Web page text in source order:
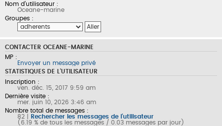
Nom d’utilisateur :
Oceane-marine
Groupes :
CONTACTER OCEANE-MARINE
MP :
Envoyer un message privé
STATISTIQUES DE L’UTILISATEUR
Inscription :
ven. déc. 15, 2017 9:59 am
Dernière visite :
mer. juin 10, 2026 3:46 am
Nombre total de messages :
82 |
Rechercher les messages de l’utilisateur
(6.19 % de tous les messages / 0.03 messages par jour)